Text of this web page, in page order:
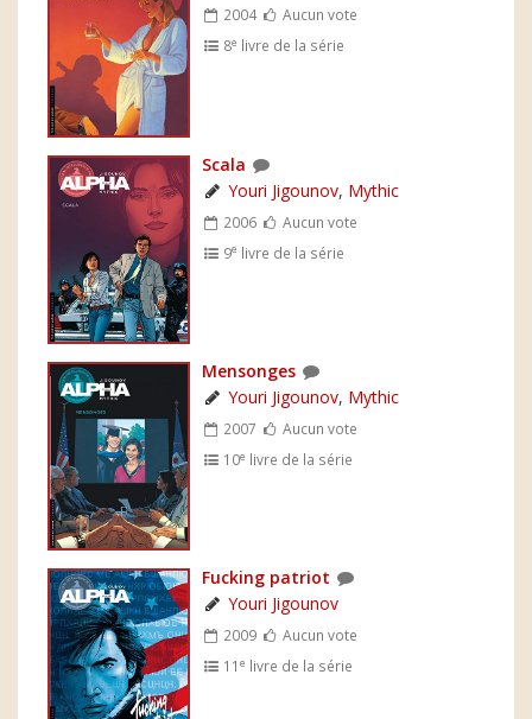
2004
Aucun vote
8e livre de la série
Scala
Youri Jigounov, Mythic
2006
Aucun vote
9e livre de la série
Mensonges
Youri Jigounov, Mythic
2007
Aucun vote
10e livre de la série
Fucking patriot
Youri Jigounov
2009
Aucun vote
11e livre de la série